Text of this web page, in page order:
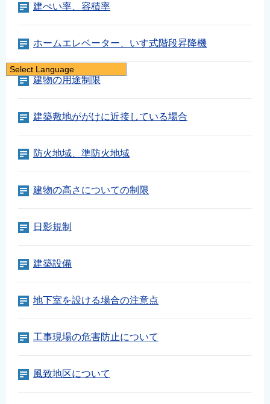
建ぺい率、容積率
ホームエレベーター、いす式階段昇降機
建物の用途制限
建築敷地ががけに近接している場合
防火地域、準防火地域
建物の高さについての制限
日影規制
建築設備
地下室を設ける場合の注意点
工事現場の危害防止について
風致地区について
Select Language
日本語
简体中文
한국어
Filipino